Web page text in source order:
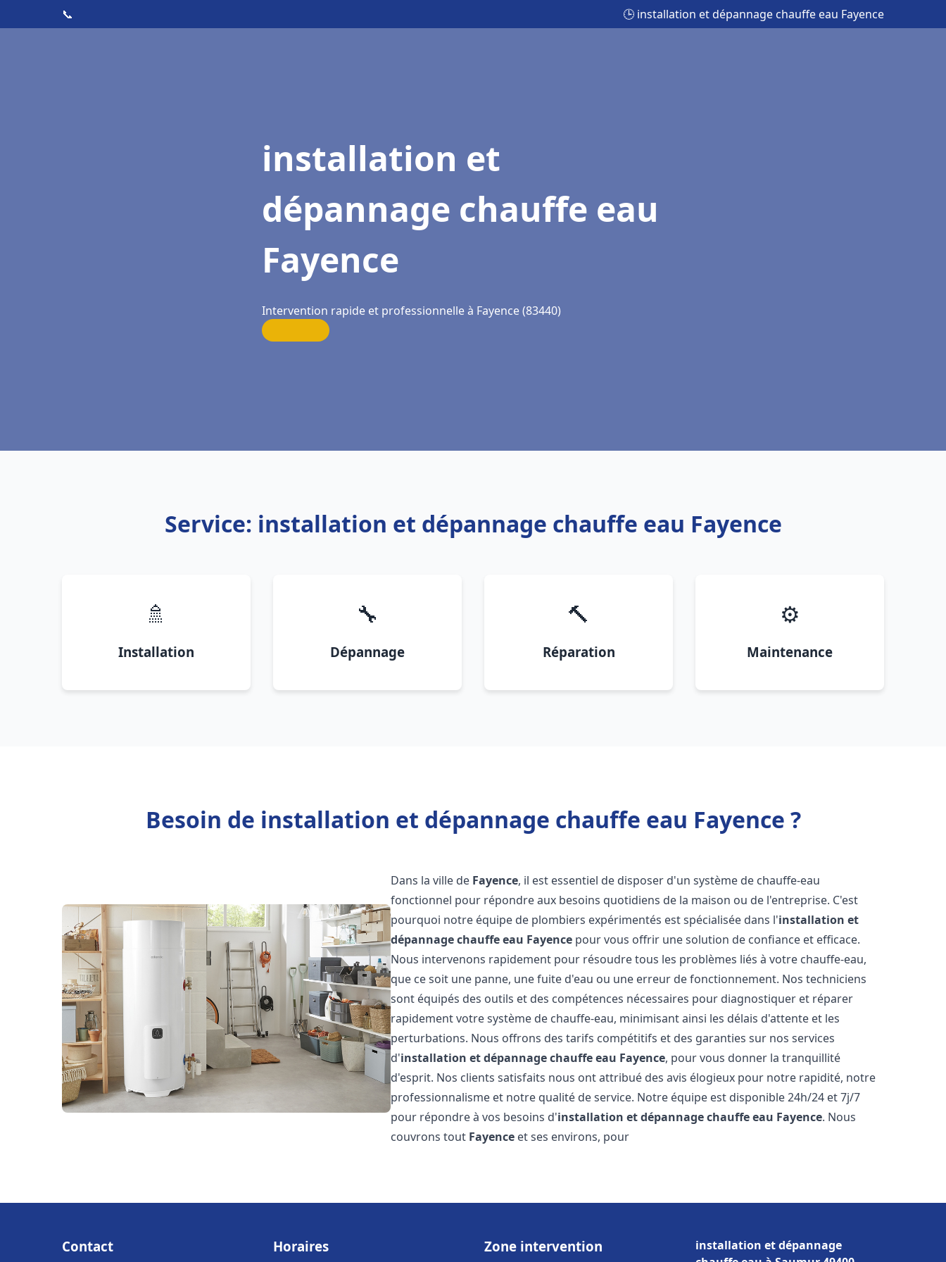
📞 🕒 installation et dépannage chauffe eau Fayence
installation et
dépannage chauffe eau
Fayence
Intervention rapide et professionnelle à Fayence (83440)
Service: installation et dépannage chauffe eau Fayence
🚿
Installation
🔧
Dépannage
🔨
Réparation
⚙️
Maintenance
Besoin de installation et dépannage chauffe eau Fayence ?
Dans la ville de Fayence, il est essentiel de disposer d'un système de chauffe-eau
fonctionnel pour répondre aux besoins quotidiens de la maison ou de l'entreprise. C'est
pourquoi notre équipe de plombiers expérimentés est spécialisée dans l'installation et
dépannage chauffe eau Fayence pour vous offrir une solution de confiance et efficace.
Nous intervenons rapidement pour résoudre tous les problèmes liés à votre chauffe-eau,
que ce soit une panne, une fuite d'eau ou une erreur de fonctionnement. Nos techniciens
sont équipés des outils et des compétences nécessaires pour diagnostiquer et réparer
rapidement votre système de chauffe-eau, minimisant ainsi les délais d'attente et les
perturbations. Nous offrons des tarifs compétitifs et des garanties sur nos services
d'installation et dépannage chauffe eau Fayence, pour vous donner la tranquillité
d'esprit. Nos clients satisfaits nous ont attribué des avis élogieux pour notre rapidité, notre
professionnalisme et notre qualité de service. Notre équipe est disponible 24h/24 et 7j/7
pour répondre à vos besoins d'installation et dépannage chauffe eau Fayence. Nous
couvrons tout Fayence et ses environs, pour
Contact Horaires Zone intervention
installation et dépannage